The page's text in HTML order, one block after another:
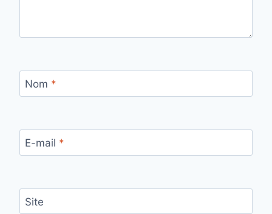
Nom *
E-mail *
Site